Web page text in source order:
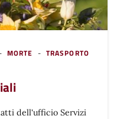
MORTE - TRASPORTO
dell'ufficio Servizi